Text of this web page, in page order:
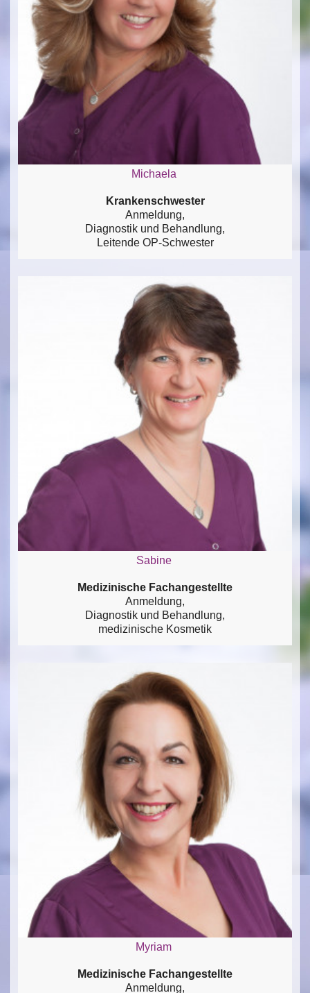
Michaela
Krankenschwester
Anmeldung,
Diagnostik und Behandlung,
Leitende OP-Schwester
Sabine
Medizinische Fachangestellte
Anmeldung,
Diagnostik und Behandlung,
medizinische Kosmetik
Myriam
Medizinische Fachangestellte
Anmeldung,